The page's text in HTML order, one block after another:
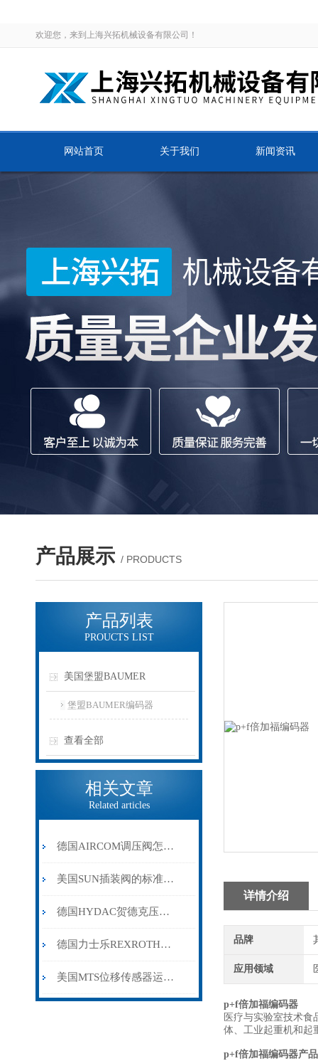
欢迎您，来到上海兴拓机械设备有限公司！
网站首页 关于我们 新闻资讯
产品展示 / PRODUCTS
产品列表
PROUCTS LIST
美国堡盟BAUMER
堡盟BAUMER编码器
查看全部
相关文章
Related articles
德国AIRCOM调压阀怎样选型
美国SUN插装阀的标准规范和设备校准要求
德国HYDAC贺德克压力传感器如何正确安装
德国力士乐REXROTH电磁阀在液压系统中的应用与功能分析
美国MTS位移传感器运用了怎样的电路设计和筛选技术及原理
详情介绍
品牌
应用领域
p+f倍加福编码器
医疗与实验室技术
体、工业起重机和起
p+f倍加福编码器产